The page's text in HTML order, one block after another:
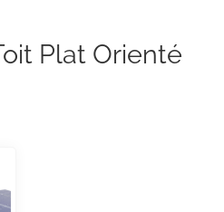
Plat Orienté